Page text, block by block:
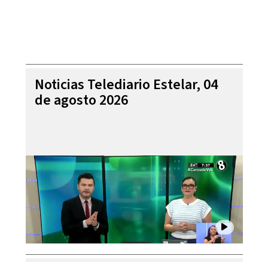
Noticias Telediario Estelar, 04
de agosto 2026